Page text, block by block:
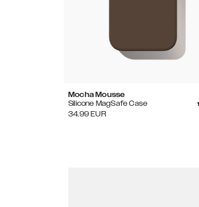
Mocha Mousse
Silicone MagSafe Case
34.99 EUR